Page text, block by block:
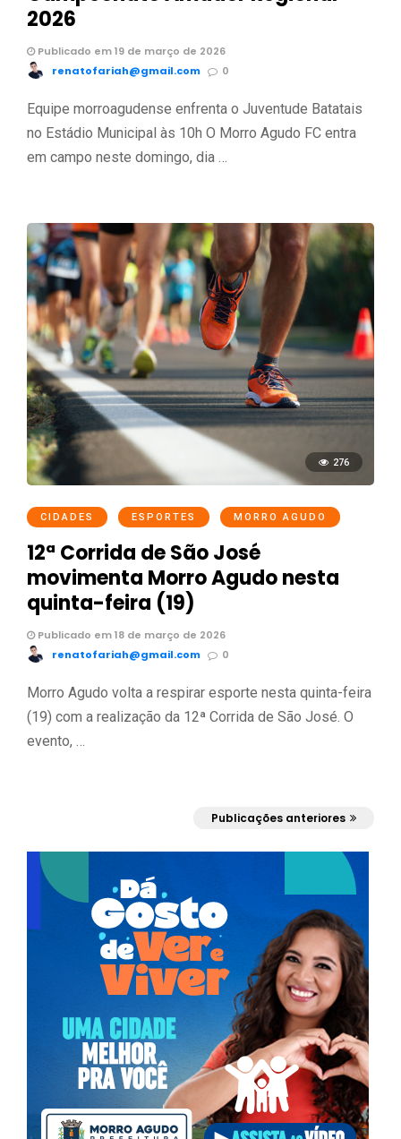
2026
Publicado em 19 de março de 2026
renatofariah@gmail.com
0
Equipe morroagudense enfrenta o Juventude Batatais
no Estádio Municipal às 10h O Morro Agudo FC entra
em campo neste domingo, dia …
276
CIDADES ESPORTES MORRO AGUDO
12ª Corrida de São José
movimenta Morro Agudo nesta
quinta-feira (19)
Publicado em 18 de março de 2026
renatofariah@gmail.com
0
Morro Agudo volta a respirar esporte nesta quinta-feira
(19) com a realização da 12ª Corrida de São José. O
evento, …
Publicações anteriores